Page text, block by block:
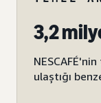
3,2
ulaştığı